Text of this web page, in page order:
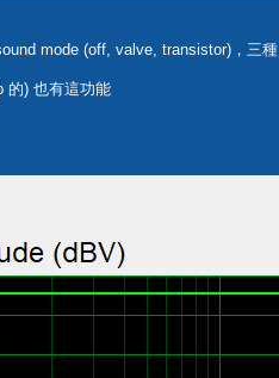
mode (off, valve, transistor)，三種
的) 也有這功能